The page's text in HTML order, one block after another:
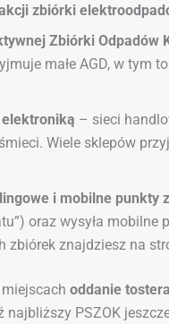
zbiórki
Zbiórki Odpadów
małe AGD, w tym
elektroniką – sieci
Wiele sklepów
i mobilne punkty
oraz wysyła
zbiórek znajdziesz na
oddanie
PSZOK